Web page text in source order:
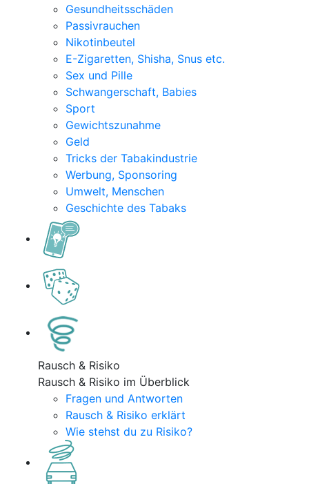
Gesundheitsschäden
Passivrauchen
Nikotinbeutel
E-Zigaretten, Shisha, Snus etc.
Sex und Pille
Schwangerschaft, Babies
Sport
Gewichtszunahme
Geld
Tricks der Tabakindustrie
Werbung, Sponsoring
Umwelt, Menschen
Geschichte des Tabaks
Rausch & Risiko
Rausch & Risiko im Überblick
Fragen und Antworten
Rausch & Risiko erklärt
Wie stehst du zu Risiko?